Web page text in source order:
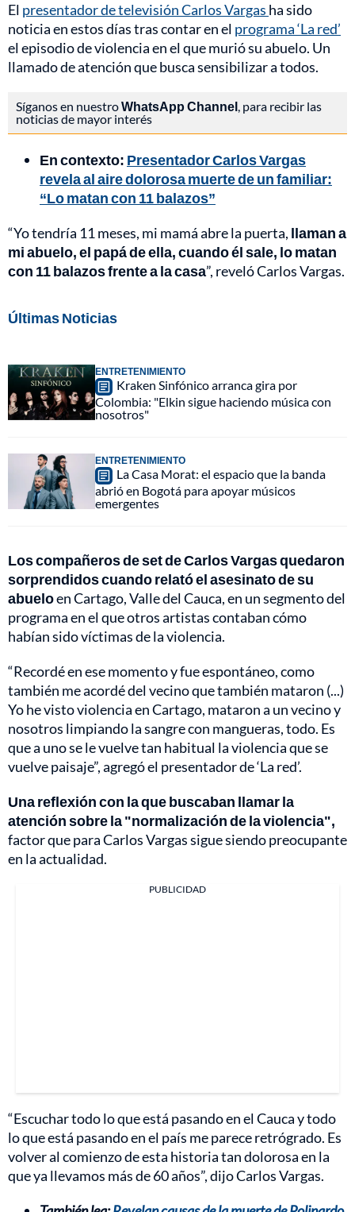
El presentador de televisión Carlos Vargas ha sido
noticia en estos días tras contar en el programa ‘La red’
el episodio de violencia en el que murió su abuelo. Un
llamado de atención que busca sensibilizar a todos.
Síganos en nuestroWhatsApp Channel, para recibir las
noticias de mayor interés
En contexto: Presentador Carlos Vargas
revela al aire dolorosa muerte de un familiar:
“Lo matan con 11 balazos”
“Yo tendría 11 meses, mi mamá abre la puerta, llaman a
mi abuelo, el papá de ella, cuando él sale, lo matan
con 11 balazos frente a la casa”, reveló Carlos Vargas.
Últimas Noticias
ENTRETENIMIENTO
Kraken Sinfónico arranca gira por
Colombia: "Elkin sigue haciendo música con
nosotros"
ENTRETENIMIENTO
La Casa Morat: el espacio que la banda
abrió en Bogotá para apoyar músicos
emergentes
Los compañeros de set de Carlos Vargas quedaron
sorprendidos cuando relató el asesinato de su
abueloen Cartago, Valle del Cauca, en un segmento del
programa en el que otros artistas contaban cómo
habían sido víctimas de la violencia.
“Recordé en ese momento y fue espontáneo, como
también me acordé del vecino que también mataron (...)
Yo he visto violencia en Cartago, mataron a un vecino y
nosotros limpiando la sangre con mangueras, todo. Es
que a uno se le vuelve tan habitual la violencia que se
vuelve paisaje”, agregó el presentador de ‘La red’.
Una reflexión con la que buscaban llamar la
atención sobre la "normalización de la violencia",
factor que para Carlos Vargas sigue siendo preocupante
en la actualidad.
PUBLICIDAD
“Escuchar todo lo que está pasando en el Cauca y todo
lo que está pasando en el país me parece retrógrado. Es
volver al comienzo de esta historia tan dolorosa en la
que ya llevamos más de 60 años”, dijo Carlos Vargas.